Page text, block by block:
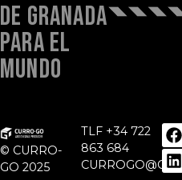
DE GRANADA
PARA EL
MUNDO
© CURRO-
GO 2025
TLF +34 722
863 684